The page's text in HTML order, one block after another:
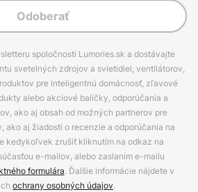
Odoberať
spoločnosti Lumories.sk a dostávajte
svetelných zdrojov a svietidiel, ventilátorov,
pre inteligentnú domácnosť, zľavové
alebo akciové balíčky, odporúčania a
ako aj obsah od možných partnerov pre
ako aj žiadosti o recenzie a odporúčania na
kedykoľvek zrušiť kliknutím na odkaz na
e-mailov, alebo zaslaním e-mailu
formulára. Ďalšie informácie nájdete v
ochrany osobných údajov.